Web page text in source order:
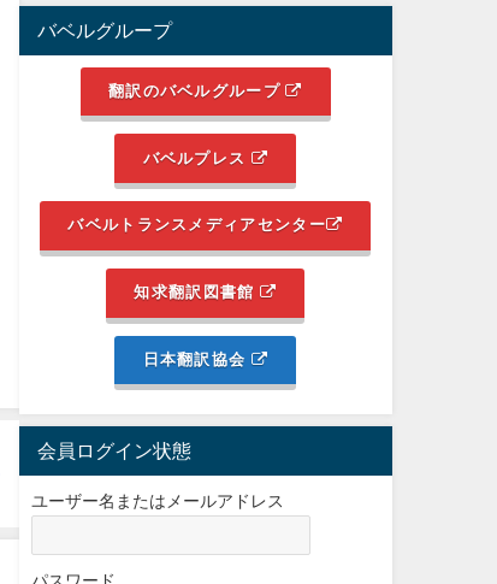
バベルグループ
翻訳のバベルグループ
バベルプレス
バベルトランスメディアセンター
知求翻訳図書館
日本翻訳協会
会員ログイン状態
ユーザー名またはメールアドレス